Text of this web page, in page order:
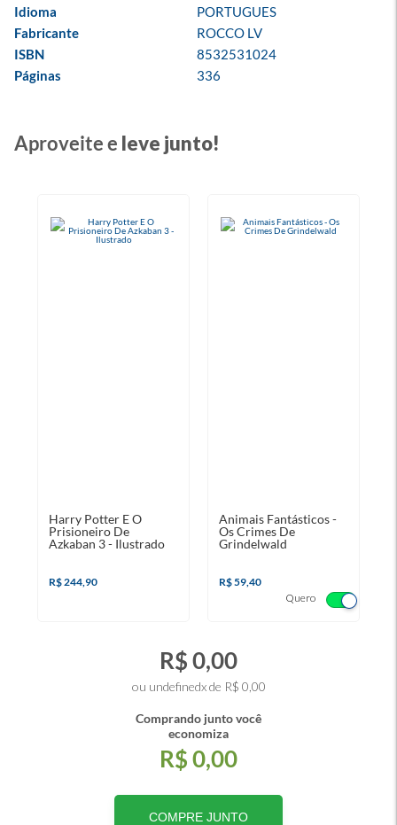
Idioma
PORTUGUES
Fabricante
ROCCO LV
ISBN
8532531024
Páginas
336
Aproveite e leve junto!
Harry Potter E O
Prisioneiro De
Azkaban 3 - Ilustrado
R$ 244,90
Quero
Animais Fantásticos -
Os Crimes De
Grindelwald
R$ 59,40
R$ 0,00
ou undefinedx de R$ 0,00
Comprando junto você
economiza
R$ 0,00
COMPRE JUNTO